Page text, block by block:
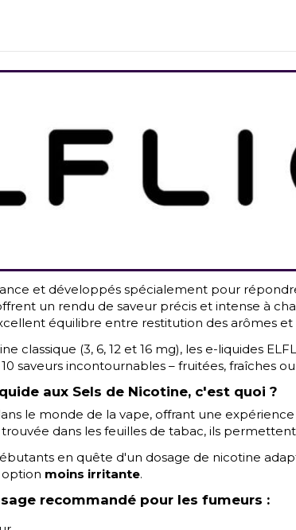
et développés spécialement pour
un rendu de saveur précis et intense à
équilibre entre restitution des arômes
classique (3, 6, 12 et 16 mg), les e-liquides
saveurs incontournables – fruitées, fraîches
aux Sels de Nicotine, c'est quoi ?
le monde de la vape, offrant une expérience
dans les feuilles de tabac, ils permettent
en quête d'un dosage de nicotine
moins irritante.
recommandé pour les fumeurs :